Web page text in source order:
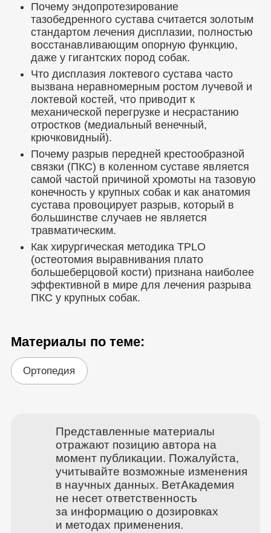
Почему эндопротезирование
тазобедренного сустава считается золотым
стандартом лечения дисплазии, полностью
восстанавливающим опорную функцию,
даже у гигантских пород собак.
Что дисплазия локтевого сустава часто
вызвана неравномерным ростом лучевой и
локтевой костей, что приводит к
механической перегрузке и несрастанию
отростков (медиальный венечный,
крючковидный).
Почему разрыв передней крестообразной
связки (ПКС) в коленном суставе является
самой частой причиной хромоты на тазовую
конечность у крупных собак и как анатомия
сустава провоцирует разрыв, который в
большинстве случаев не является
травматическим.
Как хирургическая методика TPLO
(остеотомия выравнивания плато
большеберцовой кости) признана наиболее
эффективной в мире для лечения разрыва
ПКС у крупных собак.
Материалы по теме:
Ортопедия
Представленные материалы
отражают позицию автора на
момент публикации. Пожалуйста,
учитывайте возможные изменения
в научных данных. ВетАкадемия
не несет ответственность
за информацию о дозировках
и методах применения.